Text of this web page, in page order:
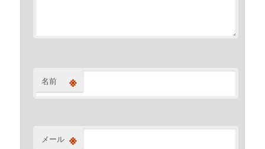
名前 ※
メール ※